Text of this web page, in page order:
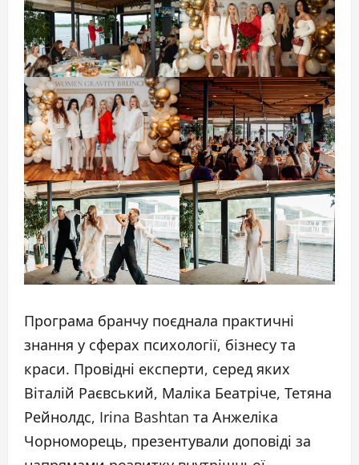
Програма бранчу поєднала практичні
знання у сферах психології, бізнесу та
краси. Провідні експерти, серед яких
Віталій Раєвський, Маліка Беатріче, Тетяна
Рейнолдс, Irina Bashtan та Анжеліка
Чорноморець, презентували доповіді за